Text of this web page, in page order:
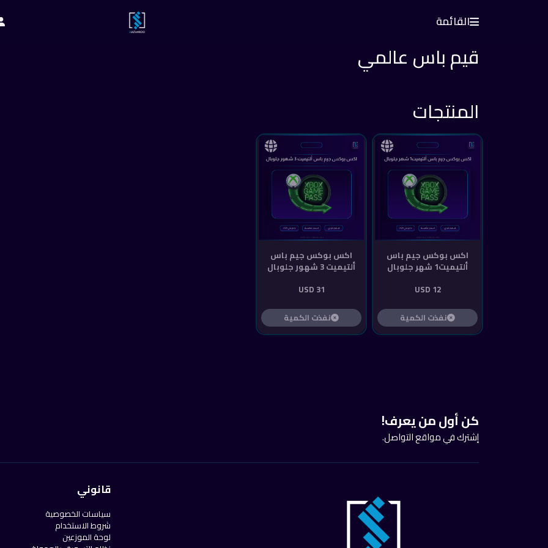
القائمة
قيم باس عالمي
المنتجات
اكس بوكس جيم باس
ألتيميت1 شهر جلوبال
12 USD
نفذت الكمية
اكس بوكس جيم باس
ألتيميت 3 شهور جلوبال
31 USD
نفذت الكمية
كن أول من يعرف!
إشترك في مواقع التواصل.
قانوني
سياسات الخصوصية
شروط الاستخدام
لوحة الموزعين